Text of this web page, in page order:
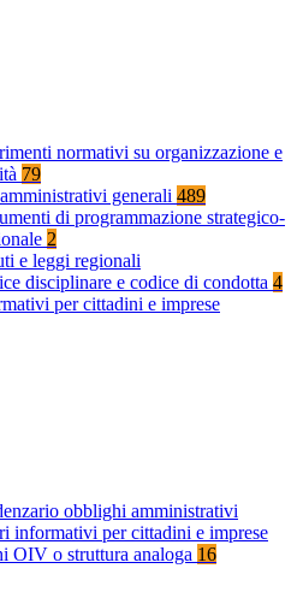
normativi su organizzazione e
79
generali 489
di programmazione strategico-
2
e leggi regionali
disciplinare e codice di condotta 4
per cittadini e imprese
obblighi amministrativi
informativi per cittadini e imprese
OIV o struttura analoga 16